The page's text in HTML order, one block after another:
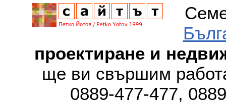
проектиране и
ще ви свършим
0889-477-477,